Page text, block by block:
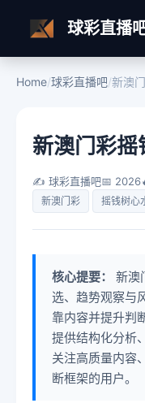
球彩直播
Home/球彩直播吧/新澳
新澳门彩摇
✍️ 球彩直播吧📅 2026
新澳门彩 摇钱树心
核心提要：
新澳
选、趋势观察与
靠内容并提升判
提供结构化分析
关注高质量内容
断框架的用户。